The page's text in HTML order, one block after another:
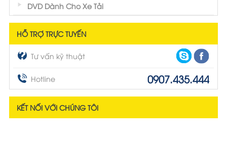
DVD Dành Cho Xe Tải
HỖ TRỢ TRỰC TUYẾN
Tư vấn kỹ thuật
Hotline 0907.435.444
KẾT NỐI VỚI CHÚNG TÔI